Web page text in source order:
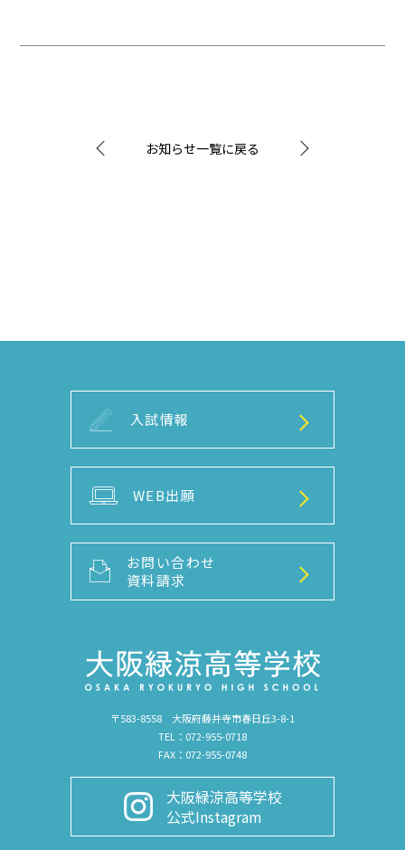
お知らせ一覧に戻る
〒583-8558 大阪府藤井寺市春日丘3-8-1
TEL：072-955-0718
FAX：072-955-0748
大阪緑涼高等学校
公式Instagram
入試情報
WEB出願
お問い合わせ
資料請求